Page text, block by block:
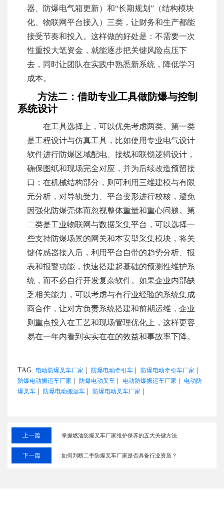
器、防爆电气箱更新）和“长期规划”（结构模块
化、物联网平台接入）三类，让财务和生产都能
接受节奏和投入。这样做的好处是：不需要一次
性重投大笔资金，就能逐步把关键风险点压下
去，同时让团队在实践中熟悉新系统，降低学习
成本。
方法二：借助专业工具做防爆与控制
系统设计
在工具选择上，可以优先考虑两类。第一类
是工程设计与仿真工具，比如使用专业电气设计
软件进行防爆区域配电、接线和联锁逻辑设计，
确保图纸和现场完全对应，并为后续改造预留接
口；在机械结构部分，则可利用三维建模与有限
元分析，对导轨受力、平台变形进行校核，避免
因强化防爆壳体而忽视整体重量和重心问题。第
二类是工业物联网与数据采集平台，可以选择一
些支持防爆场景的网关和本安型采集模块，将关
键传感器接入后，利用平台自带的趋势分析、报
表和报警功能，快速搭建起基础的预测性维护系
统，而不必自行开发复杂软件。如果企业内部缺
乏相关能力，可以考虑与有行业经验的系统集成
商合作，让对方负责系统搭建和前期运维，企业
则重点投入在工艺和现场管理优化上，这样更容
易在一年内看到实实在在的效益和事故率下降。
TAG: 电动防爆叉车厂家 防爆电动牵引车 防爆电动牵引车厂家
防爆电动搬运车厂家 防爆电动叉车 电动防爆搬运车厂家
电动防
爆叉车
防爆电动搬运车 防爆电动叉车厂家
上一篇 掌握燃油防爆叉车厂家维护保养的五大关键方法
下一篇 如何判断二手防爆叉车厂家是否具备行业资质？